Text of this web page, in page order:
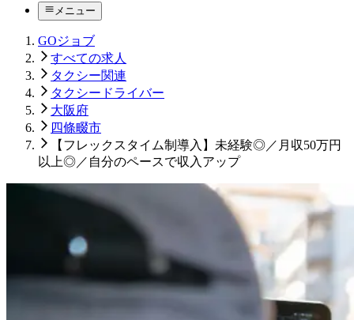
メニュー
GOジョブ
すべての求人
タクシー関連
タクシードライバー
大阪府
四條畷市
【フレックスタイム制導入】未経験◎／月収50万円
以上◎／自分のペースで収入アップ